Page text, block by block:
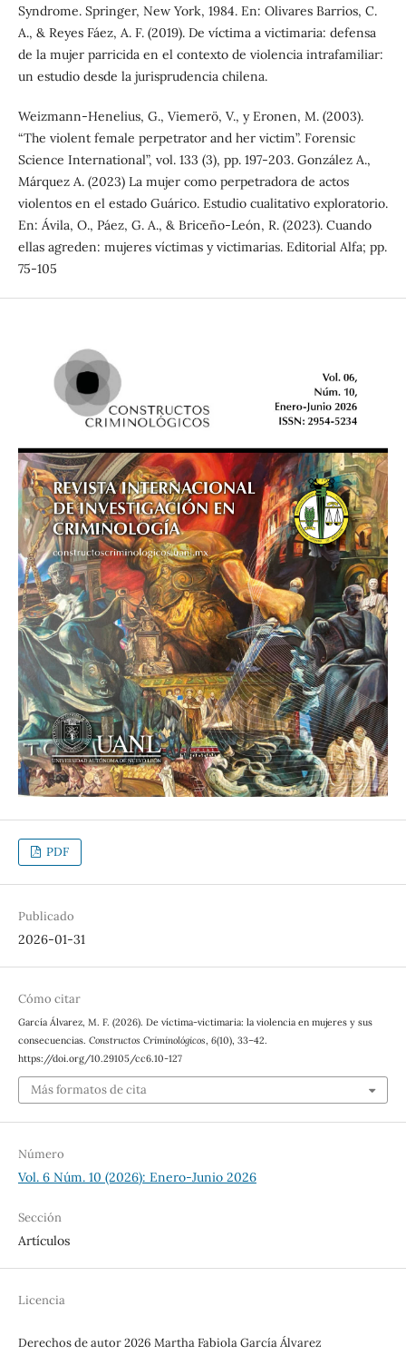
Syndrome. Springer, New York, 1984. En: Olivares Barrios, C.
A., & Reyes Fáez, A. F. (2019). De víctima a victimaria: defensa
de la mujer parricida en el contexto de violencia intrafamiliar:
un estudio desde la jurisprudencia chilena.
Weizmann-Henelius, G., Viemerö, V., y Eronen, M. (2003).
“The violent female perpetrator and her victim”. Forensic
Science International”, vol. 133 (3), pp. 197-203. González A.,
Márquez A. (2023) La mujer como perpetradora de actos
violentos en el estado Guárico. Estudio cualitativo exploratorio.
En: Ávila, O., Páez, G. A., & Briceño-León, R. (2023). Cuando
ellas agreden: mujeres víctimas y victimarias. Editorial Alfa; pp.
75-105
PDF
Publicado
2026-01-31
Cómo citar
García Álvarez, M. F. (2026). De víctima-victimaria: la violencia en mujeres y sus
consecuencias. Constructos Criminológicos 6(10), 33–42.
https://doi.org/10.29105/cc6.10-127
Más formatos de cita
Número
Vol. 6 Núm. 10 (2026): Enero-Junio 2026
Sección
Artículos
Licencia
Derechos de autor 2026 Martha Fabiola García Álvarez